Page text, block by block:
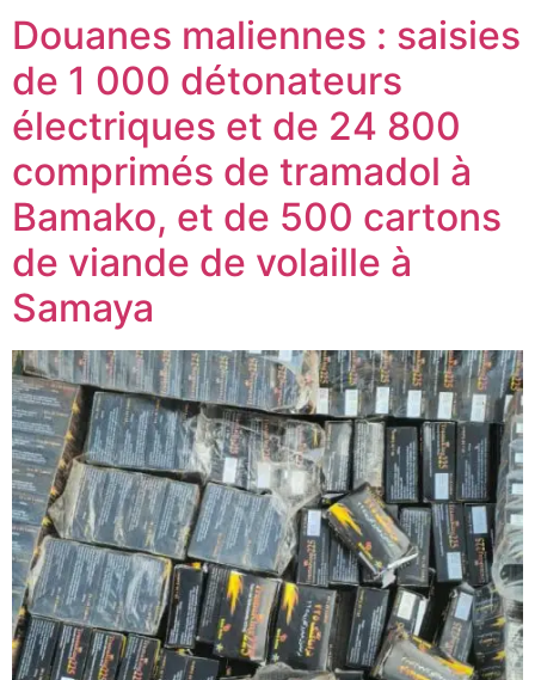
Douanes maliennes : saisies
de 1 000 détonateurs
électriques et de 24 800
comprimés de tramadol à
Bamako, et de 500 cartons
de viande de volaille à
Samaya